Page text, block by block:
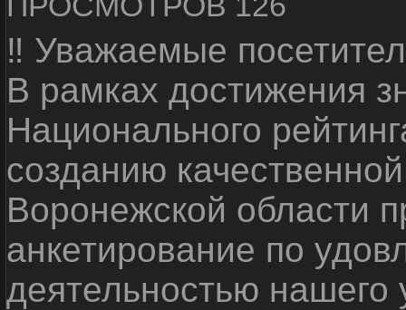
‼ Уважаемые
В рамках достижения
Национального
созданию
Воронежской области
анкетирование по
деятельностью нашего